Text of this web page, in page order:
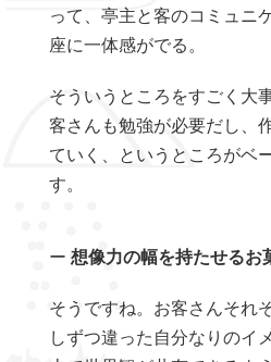
って、亭主と客のコミュニ
座に一体感がでる。
そういうところをすごく大
客さんも勉強が必要だし、
ていく、というところがベ
す。
ー 想像力の幅を持たせるお
そうですね。お客さんそれ
しずつ違った自分なりのイ